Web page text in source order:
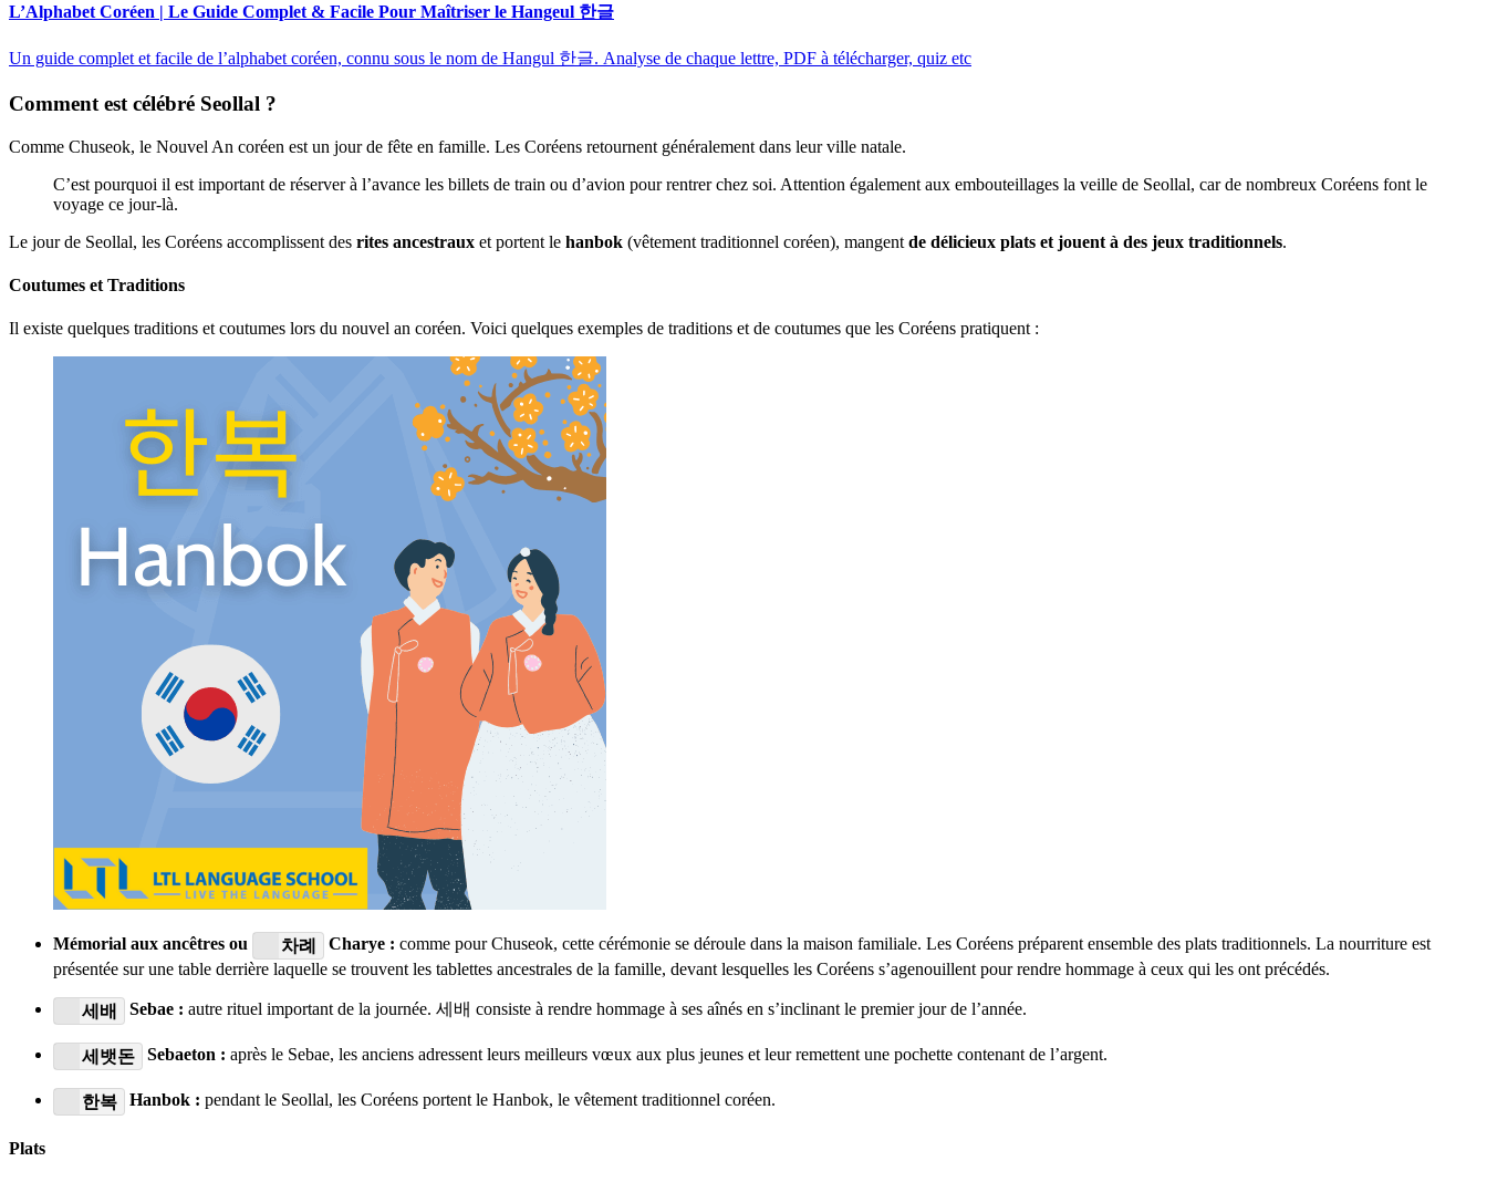
L’Alphabet Coréen | Le Guide Complet & Facile Pour Maîtriser le Hangeul 한글
Un guide complet et facile de l’alphabet coréen, connu sous le nom de Hangul 한글. Analyse de chaque lettre, PDF à télécharger, quiz etc
Comment est célébré Seollal ?
Comme Chuseok, le Nouvel An coréen est un jour de fête en famille. Les Coréens retournent généralement dans leur ville natale.
C’est pourquoi il est important de réserver à l’avance les billets de train ou d’avion pour rentrer chez soi. Attention également aux embouteillages la veille de Seollal, car de nombreux Coréens font le
voyage ce jour-là.
Le jour de Seollal, les Coréens accomplissent des rites ancestraux et portent le hanbok (vêtement traditionnel coréen), mangent de délicieux plats et jouent à des jeux traditionnels.
Coutumes et Traditions
Il existe quelques traditions et coutumes lors du nouvel an coréen. Voici quelques exemples de traditions et de coutumes que les Coréens pratiquent :
Mémorial aux ancêtres ou 차례 Charye : comme pour Chuseok, cette cérémonie se déroule dans la maison familiale. Les Coréens préparent ensemble des plats traditionnels. La nourriture est
présentée sur une table derrière laquelle se trouvent les tablettes ancestrales de la famille, devant lesquelles les Coréens s’agenouillent pour rendre hommage à ceux qui les ont précédés.
세배 Sebae :autre rituel important de la journée. 세배 consiste à rendre hommage à ses aînés en s’inclinant le premier jour de l’année.
세뱃돈 Sebaeton :après le Sebae, les anciens adressent leurs meilleurs vœux aux plus jeunes et leur remettent une pochette contenant de l’argent.
한복 Hanbok : pendant le Seollal, les Coréens portent le Hanbok, le vêtement traditionnel coréen.
Plats